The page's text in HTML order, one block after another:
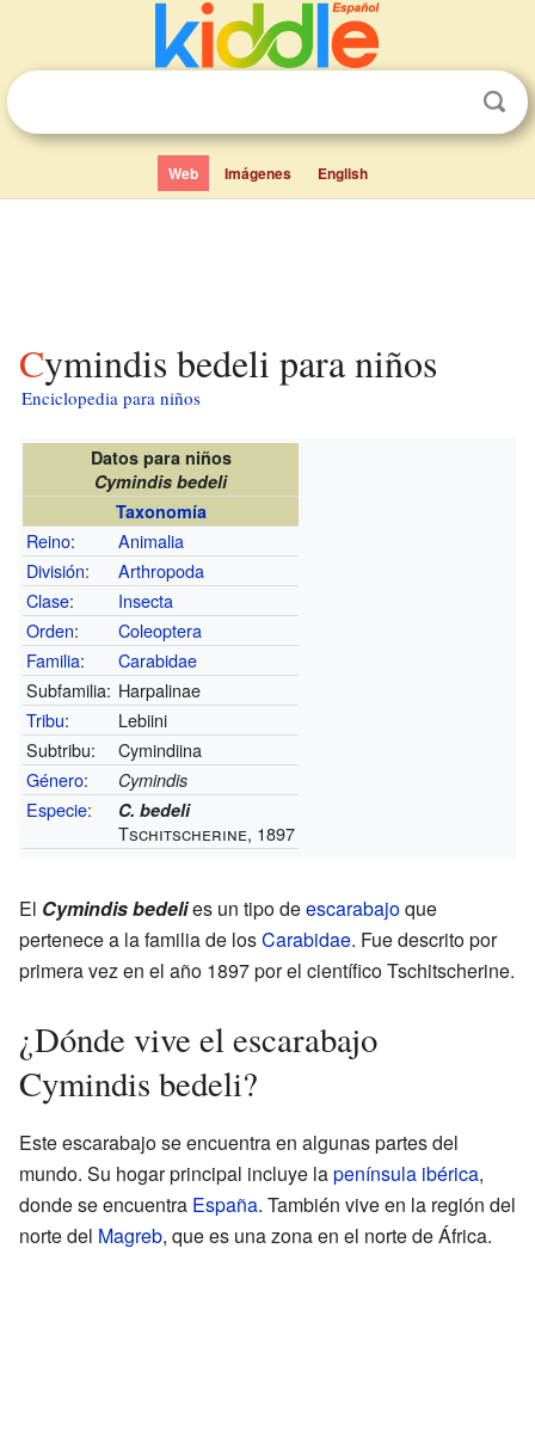
Web Imágenes English
Cymindis bedeli para niños
Enciclopedia para niños
Datos para niños
Cymindis bedeli
Taxonomía
Reino:
Animalia
División:
Arthropoda
Clase:
Insecta
Orden:
Coleoptera
Familia:
Carabidae
Subfamilia: Harpalinae
Tribu:
Lebiini
Subtribu:
Cymindiina
Género: Cymindis
Especie: C. bedeli
Tschitscherine, 1897
El Cymindis bedelies un tipo deescarabajoque
pertenece a la familia de losCarabidae. Fue descrito por
primera vez en el año 1897 por el científico Tschitscherine.
¿Dónde vive el escarabajo
Cymindis bedeli?
Este escarabajo se encuentra en algunas partes del
mundo. Su hogar principal incluye lapenínsula ibérica,
donde se encuentra España. También vive en la región del
norte del Magreb, que es una zona en el norte de África.